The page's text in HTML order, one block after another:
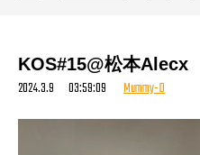
KOS#15@松本Alecx
2024.3.9 03:59:09 Mummy-D